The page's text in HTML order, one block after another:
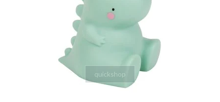
quickshop